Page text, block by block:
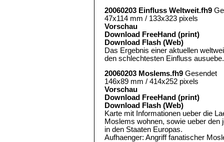
20060203 Einfluss Weltweit.fh9
47x114 mm / 133x323 pixels
Vorschau
Download FreeHand (print)
Download Flash (Web)
Das Ergebnis einer aktuellen
den schlechtesten Einfluss ausuebe.
20060203 Moslems.fh9 Gesendet
146x89 mm / 414x252 pixels
Vorschau
Download FreeHand (print)
Download Flash (Web)
Karte mit Informationen ueber die
Moslems wohnen, sowie ueber den
in den Staaten Europas.
Aufhaenger: Angriff fanatischer